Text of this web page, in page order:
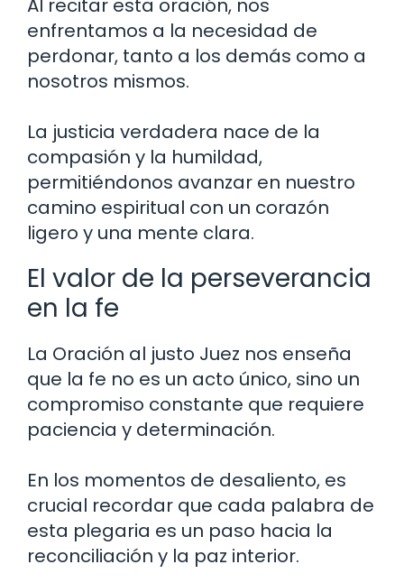
Al recitar esta oración, nos
enfrentamos a la necesidad de
perdonar, tanto a los demás como a
nosotros mismos.
La justicia verdadera nace de la
compasión y la humildad,
permitiéndonos avanzar en nuestro
camino espiritual con un corazón
ligero y una mente clara.
El valor de la perseverancia
en la fe
La Oración al justo Juez nos enseña
que la fe no es un acto único, sino un
compromiso constante que requiere
paciencia y determinación.
En los momentos de desaliento, es
crucial recordar que cada palabra de
esta plegaria es un paso hacia la
reconciliación y la paz interior.